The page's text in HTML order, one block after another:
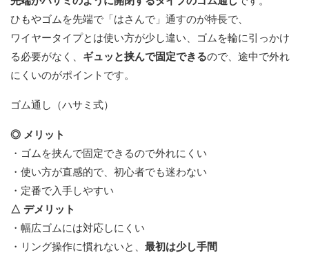
ひもやゴムを先端で「はさんで」通すのが特長で、
ワイヤータイプとは使い方が少し違い、ゴムを輪に引っかけ
る必要がなく、 ギュッと挟んで固定できるので、途中で外れ
にくいのがポイントです。
ゴム通し（ハサミ式）
◎ メリット
・ゴムを挟んで固定できるので外れにくい
・使い方が直感的で、初心者でも迷わない
・定番で入手しやすい
△ デメリット
・幅広ゴムには対応しにくい
・リング操作に慣れないと、 最初は少し手間